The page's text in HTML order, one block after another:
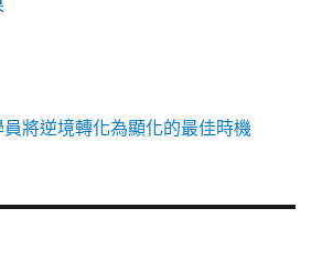
將逆境轉化為顯化的最佳時機